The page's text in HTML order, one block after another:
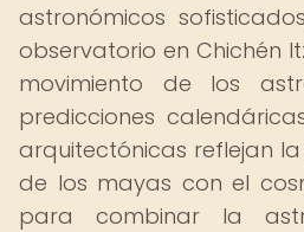
astronómicos
observatorio en Chichén
movimiento de los
predicciones
arquitectónicas reflejan
de los mayas con el
para combinar la